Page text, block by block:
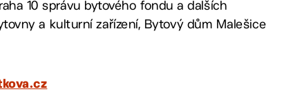
10 správu bytového fondu a dalších
a kulturní zařízení, Bytový dům Malešice